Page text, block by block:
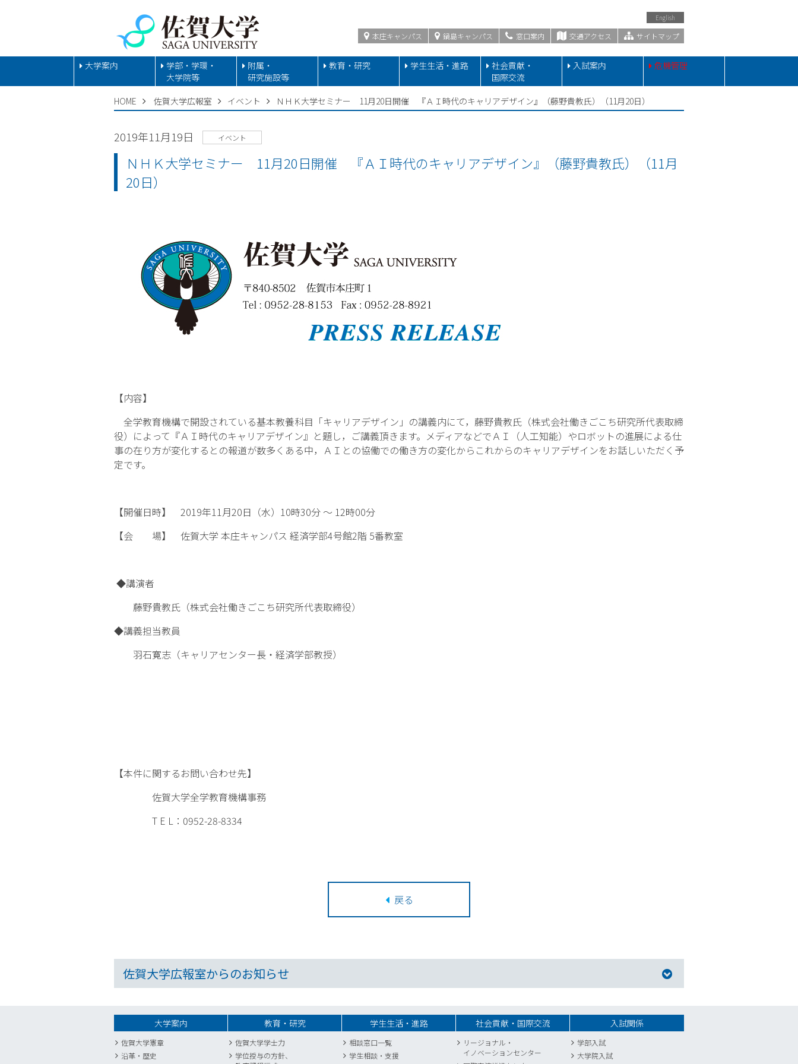
English
本庄キャンパス 鍋島キャンパス 窓口案内 交通アクセス サイトマップ
大学案内
学部・学環・
大学院等
附属・
研究施設等
教育・研究 学生生活・進路
社会貢献・
国際交流
入試案内 危機管理
HOME 佐賀大学広報室 イベント ＮＨＫ大学セミナー 11月20日開催 『ＡＩ時代のキャリアデザイン』（藤野貴教氏）（11月20日）
2019年11月19日 イベント
ＮＨＫ大学セミナー 11月20日開催 『ＡＩ時代のキャリアデザイン』（藤野貴教氏）（11月
20日）
【内容】
全学教育機構で開設されている基本教養科目「キャリアデザイン」の講義内にて，藤野貴教氏（株式会社働きごこち研究所代表取締
役）によって『ＡＩ時代のキャリアデザイン』と題し，ご講義頂きます。メディアなどでＡＩ（人工知能）やロボットの進展による仕
事の在り方が変化するとの報道が数多くある中，ＡＩとの協働での働き方の変化からこれからのキャリアデザインをお話しいただく予
定です。
【開催日時】 2019年11月20日（水）10時30分 〜 12時00分
【会 場】 佐賀大学 本庄キャンパス 経済学部4号館2階 5番教室
◆講演者
藤野貴教氏（株式会社働きごこち研究所代表取締役）
◆講義担当教員
羽石寛志（キャリアセンター長・経済学部教授）
【本件に関するお問い合わせ先】
佐賀大学全学教育機構事務
T E L：0952-28-8334
戻る
佐賀大学広報室からのお知らせ
大学案内
佐賀大学憲章
沿革・歴史
教育・研究
佐賀大学学士力
学位授与の方針、
学生生活・進路
相談窓口一覧
学生相談・支援
社会貢献・国際交流
リージョナル・
イノベーションセンター
入試関係
学部入試
大学院入試